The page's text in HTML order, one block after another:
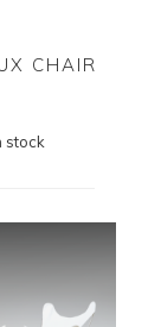
CHAIR
stock